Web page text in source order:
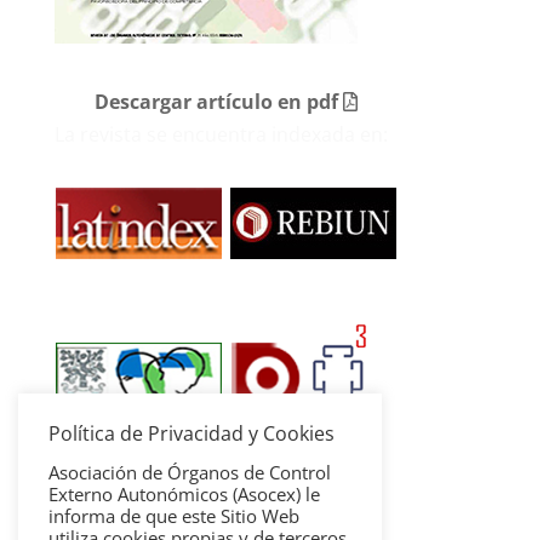
Descargar artículo en pdf
Política de Privacidad y Cookies
Asociación de Órganos de Control
Externo Autonómicos (Asocex) le
informa de que este Sitio Web